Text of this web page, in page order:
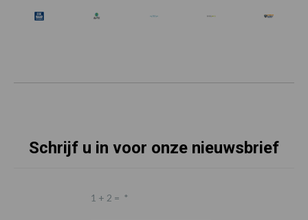
Schrijf u in voor onze nieuwsbrief
1 + 2 = *